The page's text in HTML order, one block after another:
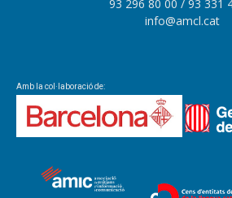
93 296 80 00 / 93 331
info@amcl.cat
Amb la col·laboració de: